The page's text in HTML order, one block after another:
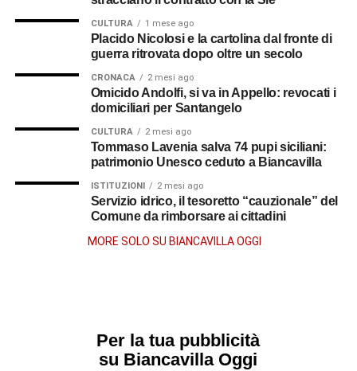
anno, vide finalmente realizzarsi il desiderio che coltivava
da tempo: entrare nel clero secolare. Fu l’arcivescovo
Rousset, ad accoglierlo nella propria diocesi,
destinandolo come vicario alla parrocchia di Chorio di
Il 14 dicembre 1922 venne nominatoparroco della chiesa
raggiunse anche la sorella Rosa, che da Biancavilla si
trasferì accanto a lui. Per molti anni affiancò al ministero
sacerdotale l’insegnamento nelle scuole elementari,
Il ritorno a Biancavilla
CULTURA 1 mese ago
Placido Nicolosi e la cartolina dal fronte di
guerra ritrovata dopo oltre un secolo
CRONACA 2 mesi ago
Omicido Andolfi, si va in Appello: revocati i
domiciliari per Santangelo
CULTURA 2 mesi ago
Tommaso Lavenia salva 74 pupi siciliani:
patrimonio Unesco ceduto a Biancavilla
ISTITUZIONI 2 mesi ago
Servizio idrico, il tesoretto “cauzionale” del
Comune da rimborsare ai cittadini
MORE SOLO SU BIANCAVILLA OGGI
Per la tua pubblicità
su Biancavilla Oggi